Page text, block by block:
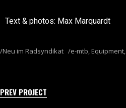
Text & photos: Max Marquardt
Neu im Radsyndikat e-mtb,Equipment,
PREV PROJECT